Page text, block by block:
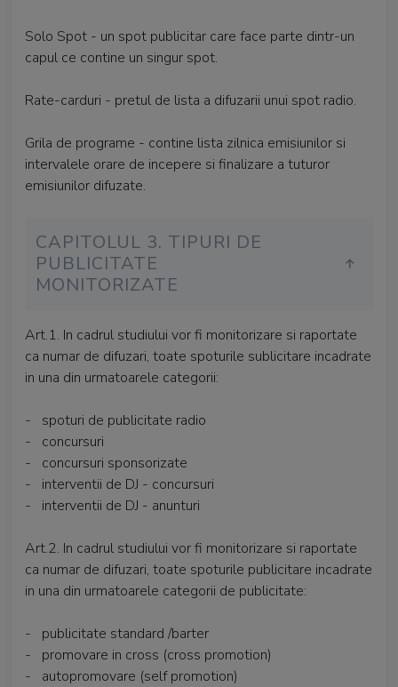
Solo Spot - un spot publicitar care face parte dintr-un
capul ce contine un singur spot.
Rate-carduri - pretul de lista a difuzarii unui spot radio.
Grila de programe - contine lista zilnica emisiunilor si
intervalele orare de incepere si finalizare a tuturor
emisiunilor difuzate.
CAPITOLUL 3. TIPURI DE
PUBLICITATE
MONITORIZATE
Art.1. In cadrul studiului vor fi monitorizare si raportate
ca numar de difuzari, toate spoturile sublicitare incadrate
in una din urmatoarele categorii:
- spoturi de publicitate radio
- concursuri
- concursuri sponsorizate
- interventii de DJ - concursuri
- interventii de DJ - anunturi
Art.2. In cadrul studiului vor fi monitorizare si raportate
ca numar de difuzari, toate spoturile publicitare incadrate
in una din urmatoarele categorii de publicitate:
- publicitate standard /barter
- promovare in cross (cross promotion)
- autopromovare (self promotion)